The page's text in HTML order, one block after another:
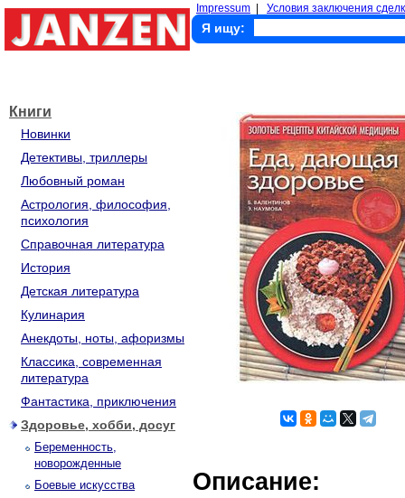
Impressum Условия заключения
Я ищу:
Книги
Новинки
Детективы, триллеры
Любовный роман
Астрология, философия,
психология
Справочная литература
История
Детская литература
Кулинария
Анекдоты, ноты, афоризмы
Классика, современная
литература
Фантастика, приключения
Здоровье, хобби, досуг
Беременность,
новорожденные
Боевые искусства
Описание: